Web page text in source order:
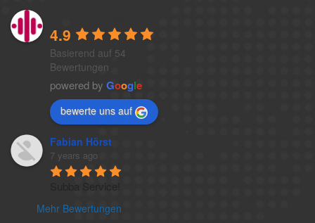
4.9
Basierend auf 54
Bewertungen
powered by Google
bewerte uns auf
Fabian Hörst
7 years ago
Mehr Bewertungen